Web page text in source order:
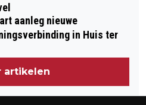
aanleg nieuwe
in Huis ter
artikelen